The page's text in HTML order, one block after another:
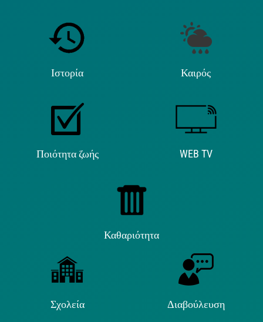
Ιστορία Καιρός
Ποιότητα ζωής WEB TV
Καθαριότητα
Σχολεία Διαβούλευση